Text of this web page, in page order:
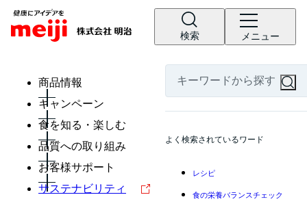
検索 メニュー
商品情報
キャンペーン
食を知る・楽しむ
品質への取り組み
お客様サポート
サステナビリティ
よく検索されているワード
レシピ
食の栄養バランスチェック